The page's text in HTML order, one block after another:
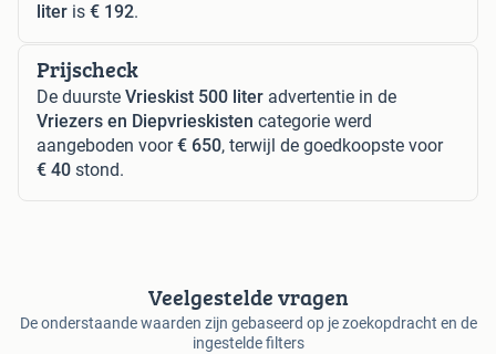
liter is € 192.
Prijscheck
De duurste Vrieskist 500 liter advertentie in de
Vriezers en Diepvrieskisten categorie werd
aangeboden voor€ 650, terwijl de goedkoopste voor
€ 40 stond.
Veelgestelde vragen
De onderstaande waarden zijn gebaseerd op je zoekopdracht en de
ingestelde filters